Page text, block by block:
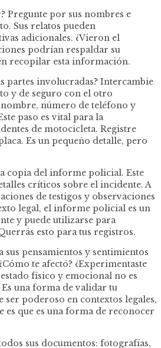
Pregunte por sus nombres e
Sus relatos pueden
adicionales. ¿Vieron el
podrían respaldar su
recopilar esta información.
partes involucradas? Intercambie
y de seguro con el otro
número de teléfono y
paso es vital para la
de motocicleta. Registre
Es un pequeño detalle, pero
copia del informe policial. Este
críticos sobre el incidente. A
de testigos y observaciones
legal, el informe policial es un
y puede utilizarse para
esto para tus registros.
pensamientos y sentimientos
te afectó? ¿Experimentaste
físico y emocional no es
una forma de validar tu
ser poderoso en contextos legales,
que es una forma de reconocer
sus documentos: fotografías,